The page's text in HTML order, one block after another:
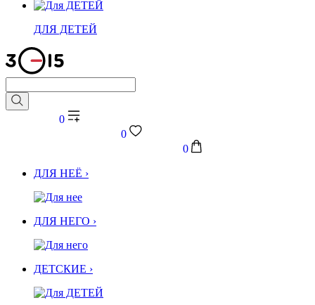
ДЛЯ ДЕТЕЙ
0
0
0
ДЛЯ НЕЁ ›
ДЛЯ НЕГО ›
ДЕТСКИЕ ›